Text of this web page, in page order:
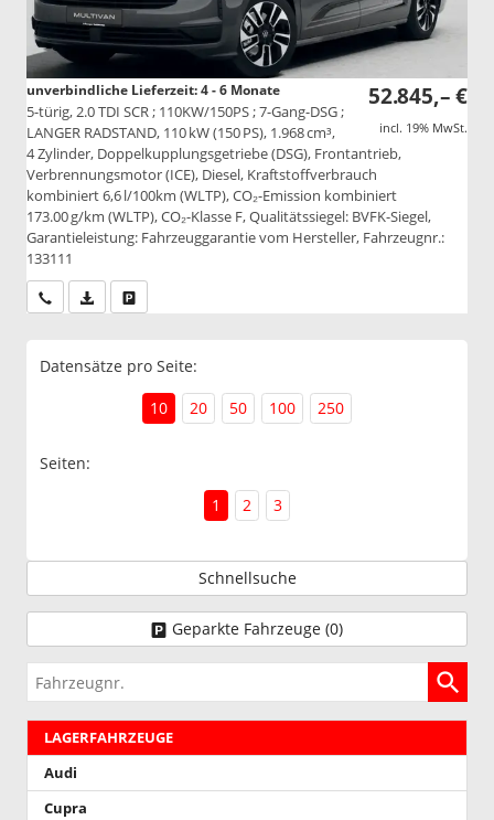
52.845,– €
incl. 19% MwSt.
unverbindliche Lieferzeit: 4 - 6 Monate
5-türig, 2.0 TDI SCR ; 110KW/150PS ; 7-Gang-DSG ;
LANGER RADSTAND, 110 kW (150 PS), 1.968 cm³,
4 Zylinder, Doppelkupplungsgetriebe (DSG), Frontantrieb,
Verbrennungsmotor (ICE), Diesel, Kraftstoffverbrauch
kombiniert 6,6 l/100km (WLTP), CO₂-Emission kombiniert
173.00 g/km (WLTP), CO₂-Klasse F, Qualitätssiegel: BVFK-Siegel,
Garantieleistung: Fahrzeuggarantie vom Hersteller, Fahrzeugnr.:
133111
Wir rufen Sie anPDF-Datei, Fahrzeugexposé drucken
Datensätze pro Seite:
10
20 50 100 250
Seiten:
1
2 3
Schnellsuche
Geparkte Fahrzeuge (0)
Fahrzeugnr.
LAGERFAHRZEUGE
Audi
Cupra